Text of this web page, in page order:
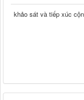
khảo sát và tiếp xúc